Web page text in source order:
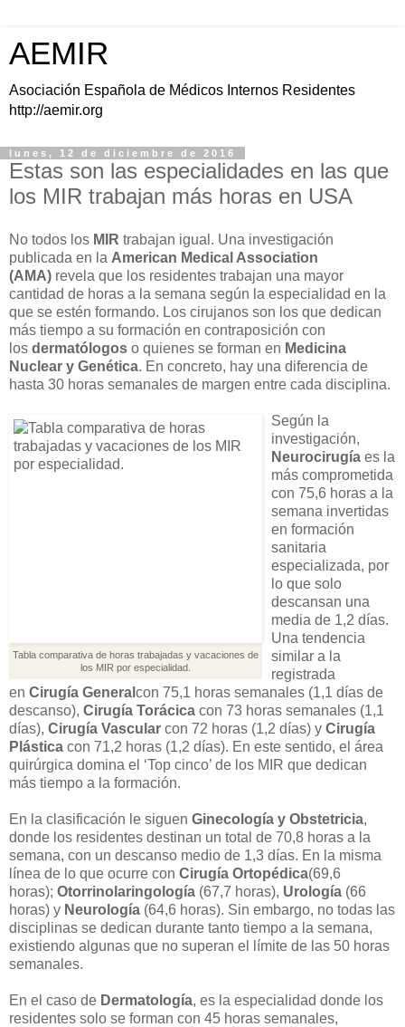
AEMIR
Asociación Española de Médicos Internos Residentes
http://aemir.org
lunes, 12 de diciembre de 2016
Estas son las especialidades en las que
los MIR trabajan más horas en USA
No todos los MIR trabajan igual. Una investigación
publicada en la American Medical Association
(AMA) revela que los residentes trabajan una mayor
cantidad de horas a la semana según la especialidad en la
que se estén formando. Los cirujanos son los que dedican
más tiempo a su formación en contraposición con
los dermatólogos o quienes se forman en Medicina
Nuclear y Genética. En concreto, hay una diferencia de
hasta 30 horas semanales de margen entre cada disciplina.
Tabla comparativa de horas trabajadas y vacaciones de
los MIR por especialidad.
Según la
investigación,
Neurocirugía es la
más comprometida
con 75,6 horas a la
semana invertidas
en formación
sanitaria
especializada, por
lo que solo
descansan una
media de 1,2 días.
Una tendencia
similar a la
registrada
en Cirugía General con 75,1 horas semanales (1,1 días de
descanso), Cirugía Torácica con 73 horas semanales (1,1
días), Cirugía Vascular con 72 horas (1,2 días) y Cirugía
Plástica con 71,2 horas (1,2 días). En este sentido, el área
quirúrgica domina el ‘Top cinco’ de los MIR que dedican
más tiempo a la formación.
En la clasificación le siguen Ginecología y Obstetricia,
donde los residentes destinan un total de 70,8 horas a la
semana, con un descanso medio de 1,3 días. En la misma
línea de lo que ocurre con Cirugía Ortopédica(69,6
horas); Otorrinolaringología (67,7 horas), Urología (66
horas) y Neurología (64,6 horas). Sin embargo, no todas las
disciplinas se dedican durante tanto tiempo a la semana,
existiendo algunas que no superan el límite de las 50 horas
semanales.
En el caso de Dermatología, es la especialidad donde los
residentes solo se forman con 45 horas semanales,